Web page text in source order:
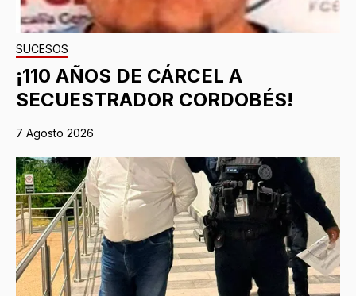
SUCESOS
¡110 AÑOS DE CÁRCEL A
SECUESTRADOR CORDOBÉS!
7 Agosto 2026